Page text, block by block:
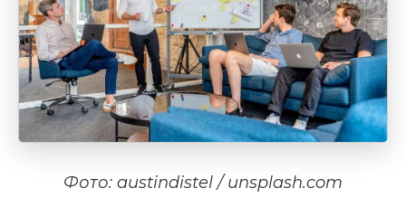
Фото: austindistel / unsplash.com